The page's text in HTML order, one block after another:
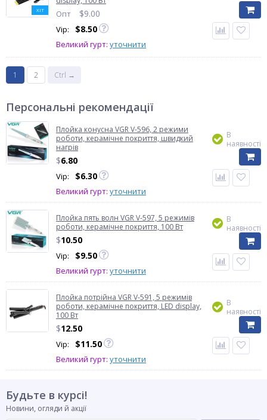
ХІТ Опт $9.00
Vip: $8.50
Великий гурт: уточнити
1 2 Ctrl →
Персональні рекомендації
Плойка конусна VGR V-596, 2 режими
роботи, керамічне покриття, швидкий
нагрів
$6.80
Vip: $6.30
Великий гурт: уточнити
В
наявності
Плойка пять волн VGR V-597, 5 режимів
роботи, керамічне покриття, 100 Вт
$10.50
Vip: $9.50
Великий гурт: уточнити
В
наявності
Плойка потрійна VGR V-591, 5 режимів
роботи, керамічне покриття, LED display,
100 Вт
$12.50
Vip: $11.50
Великий гурт: уточнити
В
наявності
Будьте в курсі!
Новини, огляди й акції